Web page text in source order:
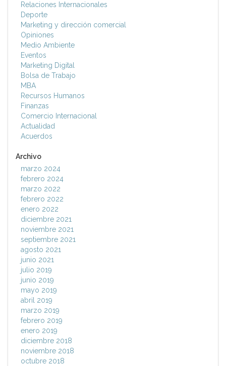
Relaciones Internacionales
Deporte
Marketing y dirección comercial
Opiniones
Medio Ambiente
Eventos
Marketing Digital
Bolsa de Trabajo
MBA
Recursos Humanos
Finanzas
Comercio Internacional
Actualidad
Acuerdos
Archivo
marzo 2024
febrero 2024
marzo 2022
febrero 2022
enero 2022
diciembre 2021
noviembre 2021
septiembre 2021
agosto 2021
junio 2021
julio 2019
junio 2019
mayo 2019
abril 2019
marzo 2019
febrero 2019
enero 2019
diciembre 2018
noviembre 2018
octubre 2018